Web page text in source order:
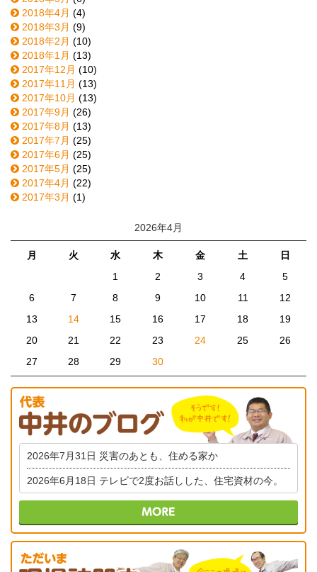
2018年4月 (4)
2018年3月 (9)
2018年2月 (10)
2018年1月 (13)
2017年12月 (10)
2017年11月 (13)
2017年10月 (13)
2017年9月 (26)
2017年8月 (13)
2017年7月 (25)
2017年6月 (25)
2017年5月 (25)
2017年4月 (22)
2017年3月 (1)
2026年4月
月 火 水 木 金 土
日
1
2 3 4
5
6
7 8 9 10 11
12
13
14 15 16 17 18
19
20
21 22 23 24 25
26
27
28 29 30
2026年7月31日 災害のあとも、住める家か
2026年6月18日 テレビで2度お話しした、住宅資材の今。